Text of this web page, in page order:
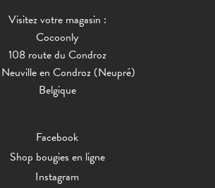
Visitez votre magasin :
Cocoonly
108 route du Condroz
Neuville en Condroz (Neupré)
Belgique
Facebook
Shop bougies en ligne
Instagram